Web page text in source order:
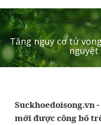
Tăng nguy cơ tử
nguyệt
Suckhoedoisong.vn
mới được công bố